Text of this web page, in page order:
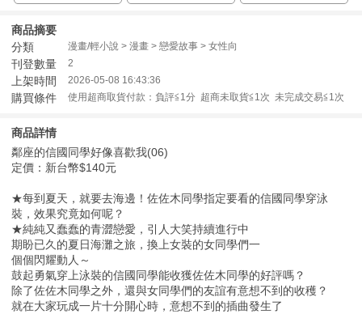
商品摘要
分類
漫畫/輕小說 > 漫畫 > 戀愛故事 > 女性向
刊登數量 2
上架時間 2026-05-08 16:43:36
購買條件 使用超商取貨付款：負評≦1分 超商未取貨≦1次 未完成交易≦1次
商品詳情
鄰座的信國同學好像喜歡我(06)
定價：新台幣$140元
★每到夏天，就要去海邊！佐佐木同學指定要看的信國同學穿泳
裝，效果究竟如何呢？
★純純又蠢蠢的青澀戀愛，引人大笑持續進行中
期盼已久的夏日海灘之旅，換上女裝的女同學們一
個個閃耀動人～
鼓起勇氣穿上泳裝的信國同學能收獲佐佐木同學的好評嗎？
除了佐佐木同學之外，還與女同學們的友誼有意想不到的收穫？
就在大家玩成一片十分開心時，意想不到的插曲發生了